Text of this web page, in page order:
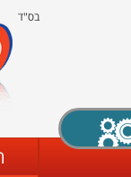
בס"ד
X סגירה